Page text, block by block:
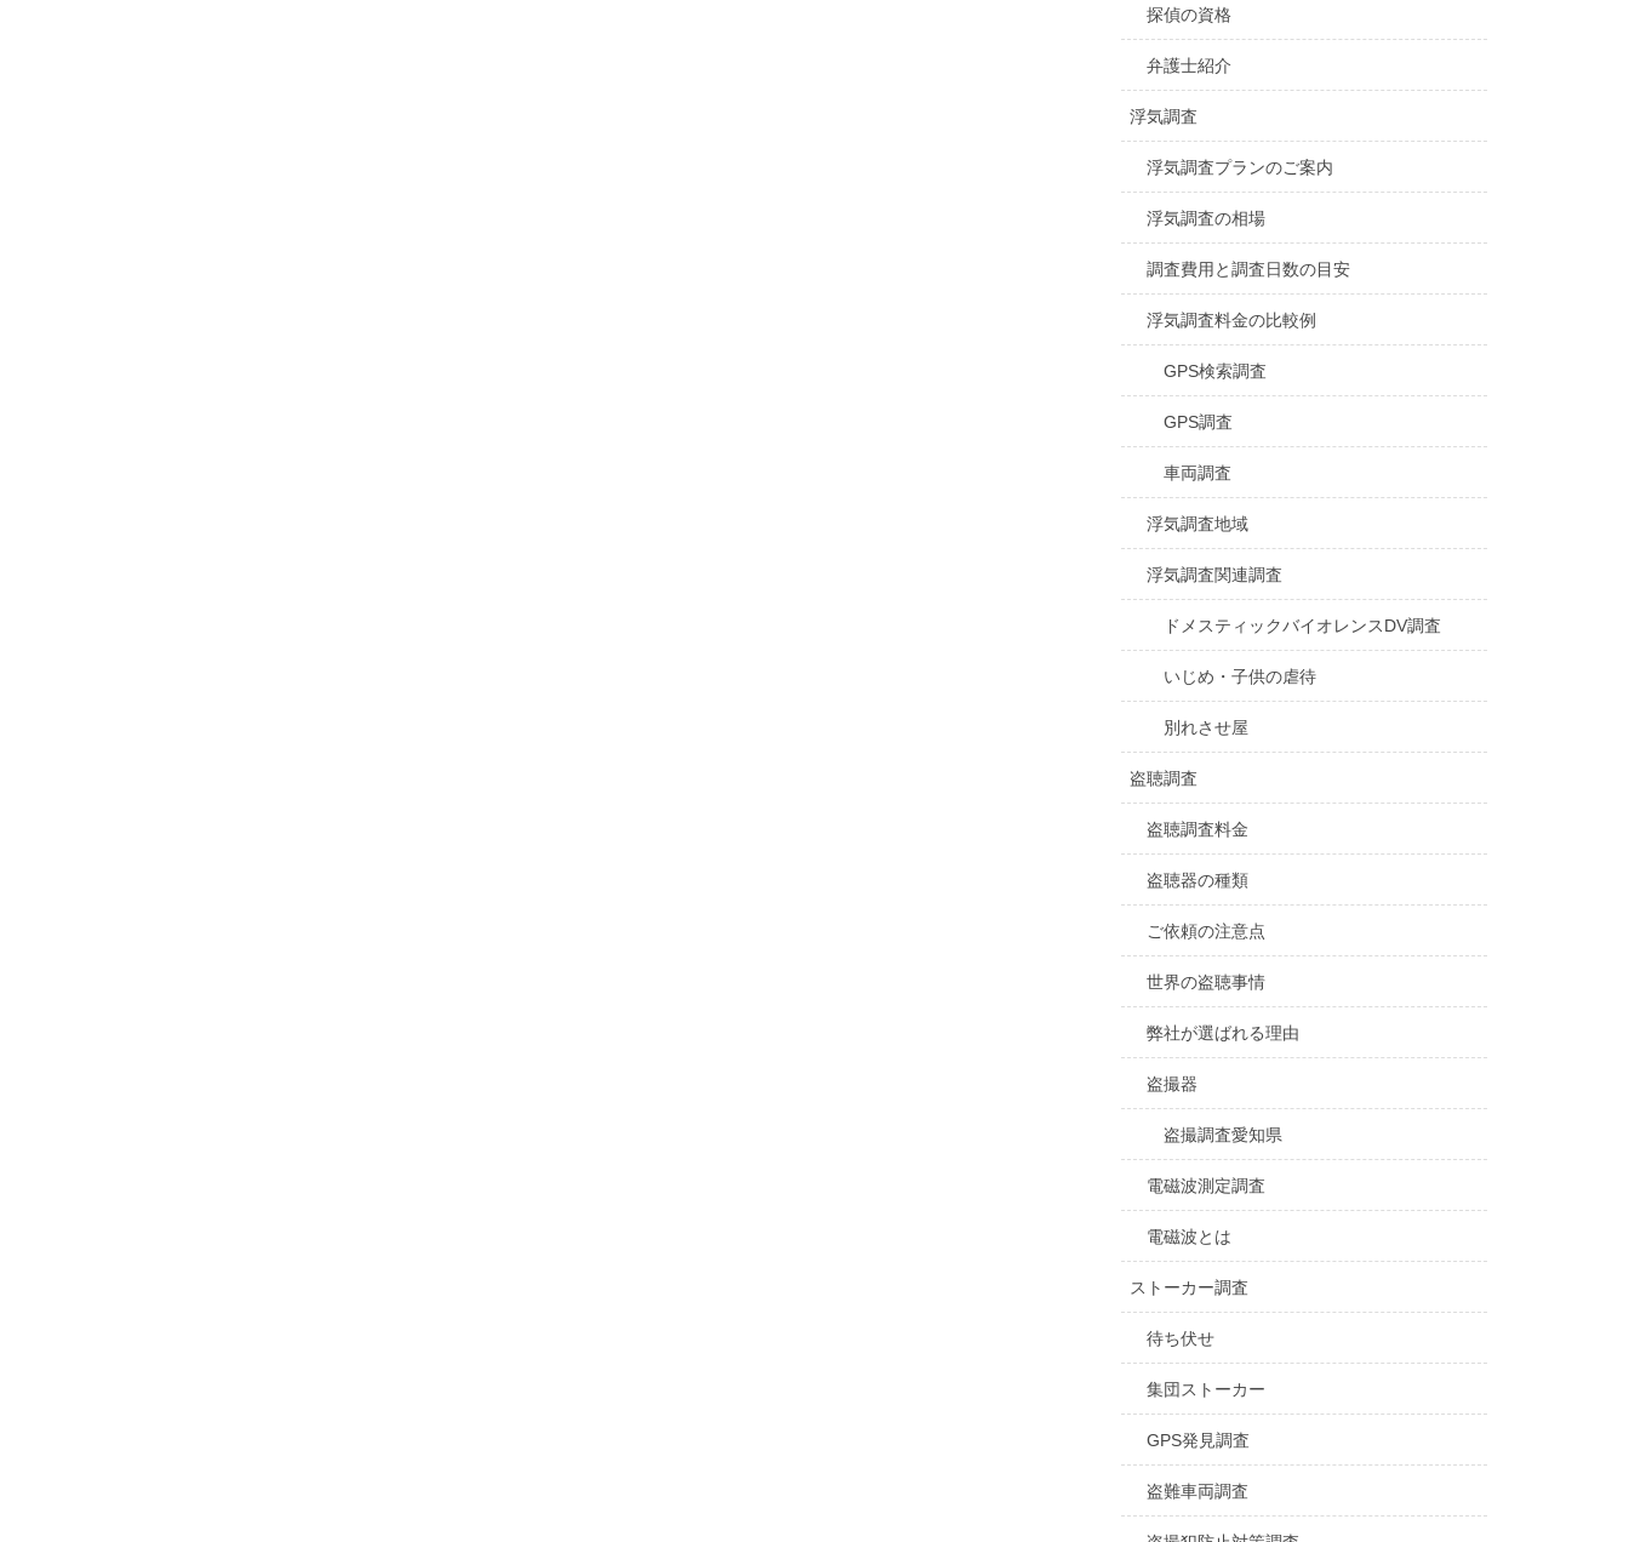
探偵の資格
弁護士紹介
浮気調査
浮気調査プランのご案内
浮気調査の相場
調査費用と調査日数の目安
浮気調査料金の比較例
GPS検索調査
GPS調査
車両調査
浮気調査地域
浮気調査関連調査
ドメスティックバイオレンスDV調査
いじめ・子供の虐待
別れさせ屋
盗聴調査
盗聴調査料金
盗聴器の種類
ご依頼の注意点
世界の盗聴事情
弊社が選ばれる理由
盗撮器
盗撮調査愛知県
電磁波測定調査
電磁波とは
ストーカー調査
待ち伏せ
集団ストーカー
GPS発見調査
盗難車両調査